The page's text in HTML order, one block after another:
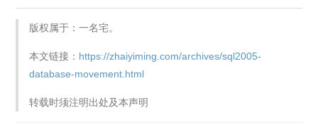
版权属于：一名宅。
本文链接： https://zhaiyiming.com/archives/sql2005-
database-movement.html
转载时须注明出处及本声明